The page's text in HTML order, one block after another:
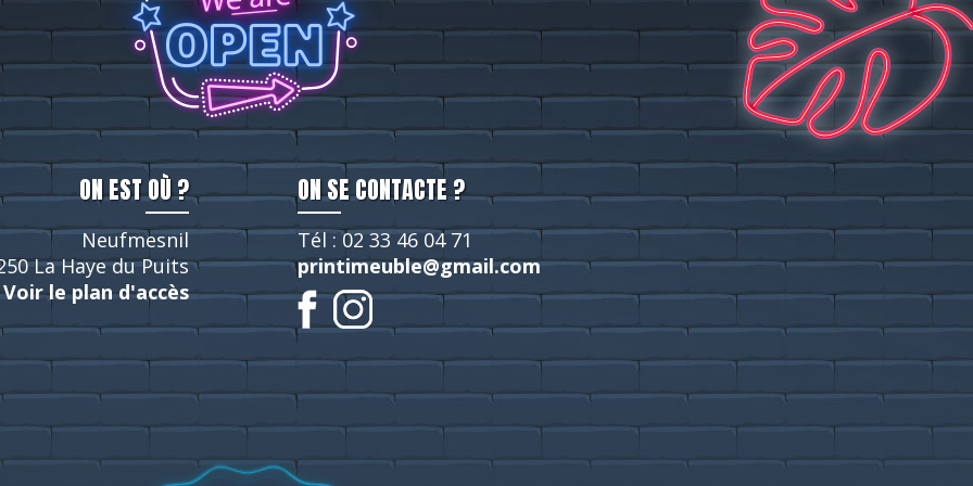
ON EST OÙ ?
Neufmesnil
La Haye du Puits
Voir le plan d'accès
ON SE CONTACTE ?
Tél : 02 33 46 04 71
printimeuble@gmail.com